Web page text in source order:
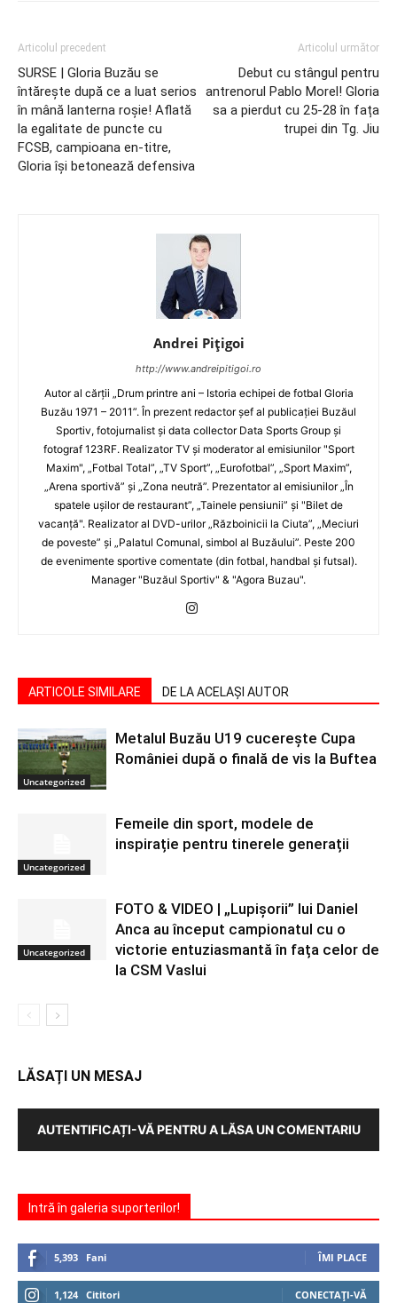
Articolul precedent
SURSE | Gloria Buzău se
întărește după ce a luat serios
în mână lanterna roșie! Aflată
la egalitate de puncte cu
FCSB, campioana en-titre,
Gloria își betonează defensiva
Articolul următor
Debut cu stângul pentru
antrenorul Pablo Morel! Gloria
sa a pierdut cu 25-28 în fața
trupei din Tg. Jiu
Andrei Pițigoi
http://www.andreipitigoi.ro
Autor al cărţii „Drum printre ani – Istoria echipei de fotbal Gloria
Buzău 1971 – 2011”. În prezent redactor şef al publicaţiei Buzăul
Sportiv, fotojurnalist şi data collector Data Sports Group şi
fotograf 123RF. Realizator TV şi moderator al emisiunilor "Sport
Maxim", „Fotbal Total”, „TV Sport”, „Eurofotbal”, „Sport Maxim”,
„Arena sportivă” şi „Zona neutră”. Prezentator al emisiunilor „În
spatele uşilor de restaurant”, „Tainele pensiunii” şi "Bilet de
vacanţă". Realizator al DVD-urilor „Războinicii la Ciuta”, „Meciuri
de poveste” şi „Palatul Comunal, simbol al Buzăului”. Peste 200
de evenimente sportive comentate (din fotbal, handbal şi futsal).
Manager "Buzăul Sportiv" & "Agora Buzau".
ARTICOLE SIMILARE DE LA ACELAȘI AUTOR
Uncategorized
Metalul Buzău U19 cucerește Cupa
României după o finală de vis la Buftea
Uncategorized
Femeile din sport, modele de
inspirație pentru tinerele generații
Uncategorized
FOTO & VIDEO | „Lupișorii” lui Daniel
Anca au început campionatul cu o
victorie entuziasmantă în fața celor de
la CSM Vaslui
LĂSAȚI UN MESAJ
AUTENTIFICAȚI-VĂ PENTRU A LĂSA UN COMENTARIU
Intră în galeria suporterilor!
5,393 Fani ÎMI PLACE
1,124 Cititori CONECTAȚI-VĂ